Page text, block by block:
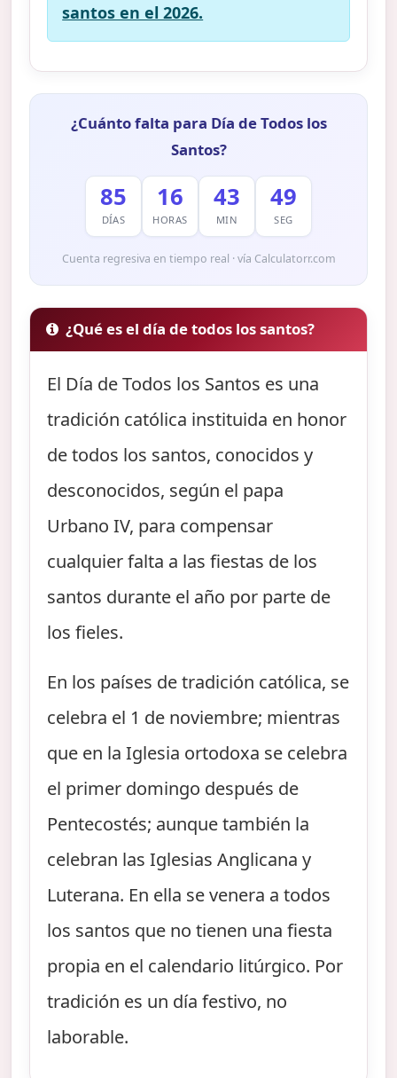
santos en el 2026.
¿Cuánto falta para Día de Todos los
Santos?
85
DÍAS
16
HORAS
43
MIN
48
SEG
Cuenta regresiva en tiempo real · vía Calculatorr.com
¿Qué es el día de todos los santos?
El Día de Todos los Santos es una
tradición católica instituida en honor
de todos los santos, conocidos y
desconocidos, según el papa
Urbano IV, para compensar
cualquier falta a las fiestas de los
santos durante el año por parte de
los fieles.
En los países de tradición católica, se
celebra el 1 de noviembre; mientras
que en la Iglesia ortodoxa se celebra
el primer domingo después de
Pentecostés; aunque también la
celebran las Iglesias Anglicana y
Luterana. En ella se venera a todos
los santos que no tienen una fiesta
propia en el calendario litúrgico. Por
tradición es un día festivo, no
laborable.